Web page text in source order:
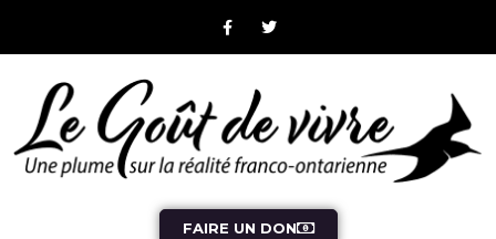
FAIRE UN DON